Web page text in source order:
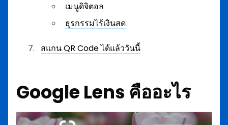
เมนูดิจิตอล
ธุรกรรมไร้เงินสด
สแกน QR Code ได้แล้ววันนี้
Google Lens คืออะไร